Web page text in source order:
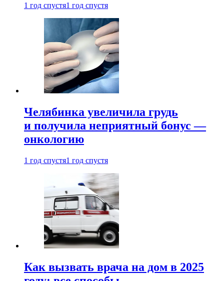
1 год спустя1 год спустя
Челябинка увеличила грудь
и получила неприятный бонус —
онкологию
1 год спустя1 год спустя
Как вызвать врача на дом в 2025